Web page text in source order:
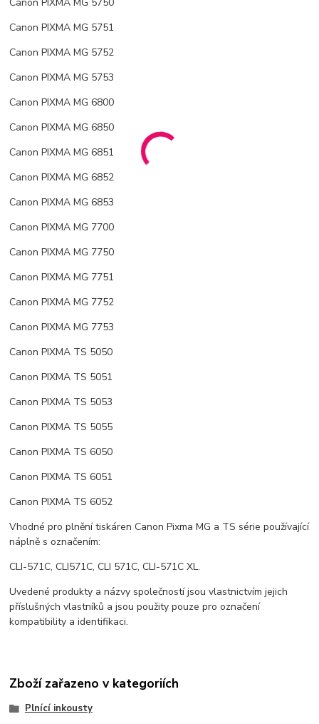
Canon PIXMA MG 5751
Canon PIXMA MG 5752
Canon PIXMA MG 5753
Canon PIXMA MG 6800
Canon PIXMA MG 6850
Canon PIXMA MG 6851
Canon PIXMA MG 6852
Canon PIXMA MG 6853
Canon PIXMA MG 7700
Canon PIXMA MG 7750
Canon PIXMA MG 7751
Canon PIXMA MG 7752
Canon PIXMA MG 7753
Canon PIXMA TS 5050
Canon PIXMA TS 5051
Canon PIXMA TS 5053
Canon PIXMA TS 5055
Canon PIXMA TS 6050
Canon PIXMA TS 6051
Canon PIXMA TS 6052
Vhodné pro plnění tiskáren Canon Pixma MG a TS série používající
náplně s označením:
CLI-571C, CLI571C, CLI 571C, CLI-571C XL.
Uvedené produkty a názvy společností jsou vlastnictvím jejich
příslušných vlastníků a jsou použity pouze pro označení
kompatibility a identifikaci.
Zboží zařazeno v kategoriích
Plnící inkousty